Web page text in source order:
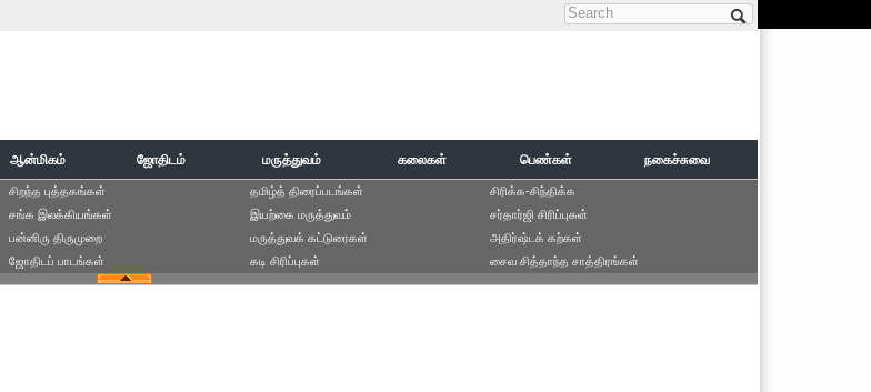
Search form
ஆன்மிகம் ஜோதிடம் மருத்துவம் கலைகள் பெண்கள் நகைச்சுவை
சிறந்த புத்தகங்கள்
சங்க இலக்கியங்கள்
பன்னிரு திருமுறை
ஜோதிடப் பாடங்கள்
தமிழ்த் திரைப்படங்கள்
இயற்கை மருத்துவம்
மருத்துவக் கட்டுரைகள்
கடி சிரிப்புகள்
சிரிக்க-சிந்திக்க
சர்தார்ஜி சிரிப்புகள்
அதிர்ஷ்டக் கற்கள்
சைவ சித்தாந்த சாத்திரங்கள்